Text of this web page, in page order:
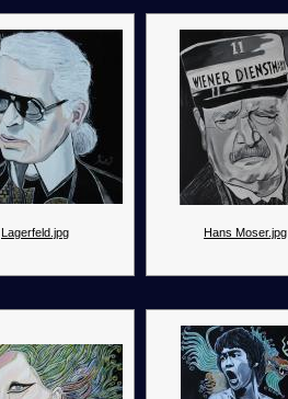
Lagerfeld.jpg Hans Moser.jpg